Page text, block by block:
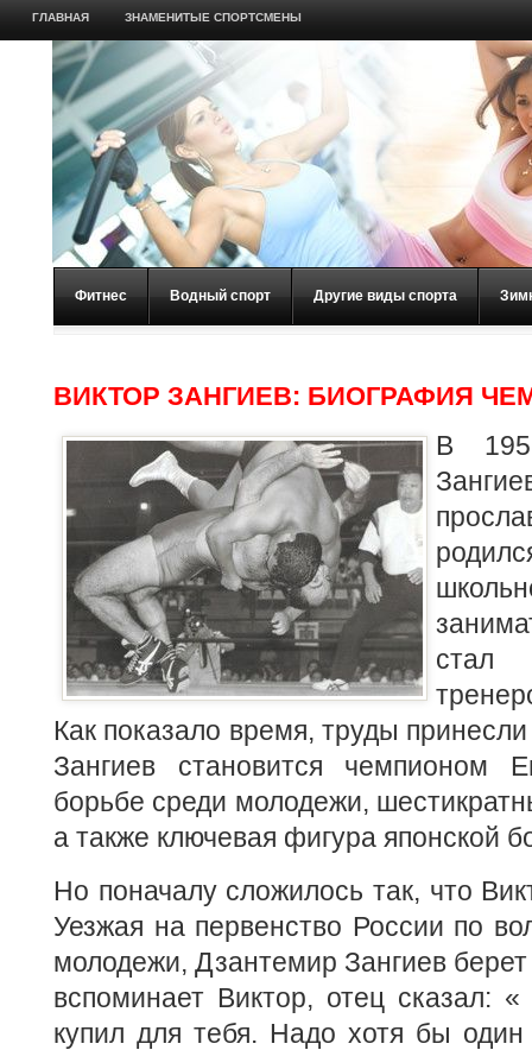
ГЛАВНАЯ ЗНАМЕНИТЫЕ СПОРТСМЕНЫ
Фитнес Водный спорт Другие виды спорта
ВИКТОР ЗАНГИЕВ: БИОГРАФИЯ
В
стал
Как показало время, труды
Зангиев становится
борьбе среди молодежи,
а также ключевая фигура японской
Но поначалу сложилось так, что
Уезжая на первенство России по
молодежи, Дзантемир Зангиев
вспоминает Виктор, отец сказал:
купил для тебя. Надо хотя бы